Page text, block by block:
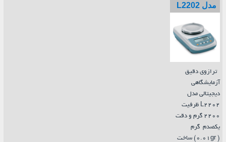
مدل L2202
ترازوی دقیق
آزمایشگاهی
دیجیتالی مدل
L2202 ظرفیت
2200 گرم و دقت
یکصدم گرم
( 0.01gr) ساخت